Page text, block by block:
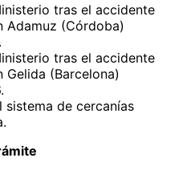
tras el accidente
(Córdoba)
tras el accidente
(Barcelona)
sistema de cercanías